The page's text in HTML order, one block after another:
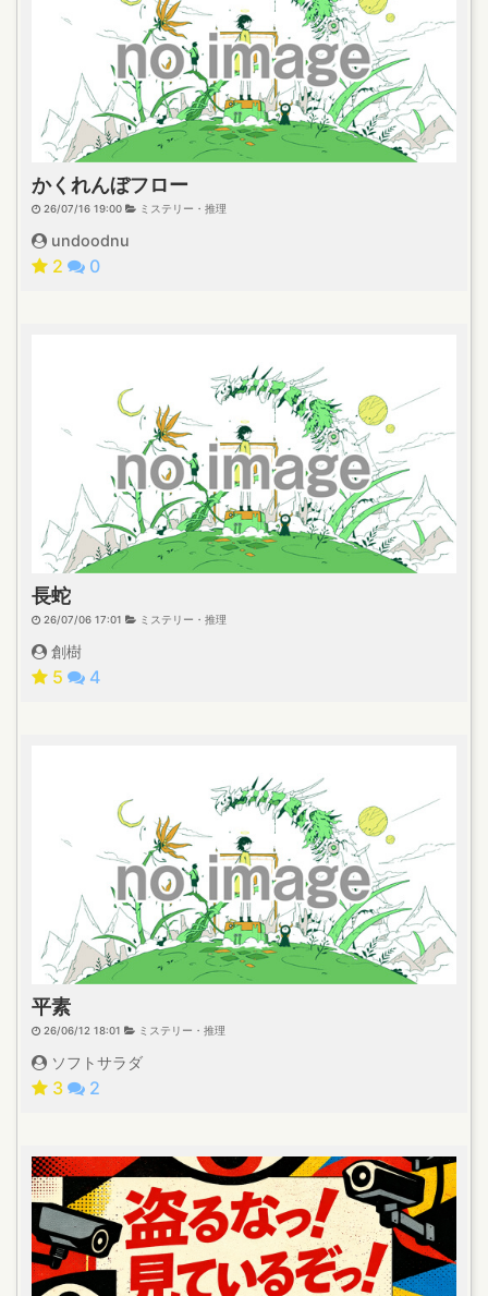
かくれんぼフロー
26/07/16 19:00 ミステリー・推理
undoodnu
2 0
長蛇
26/07/06 17:01 ミステリー・推理
創樹
5 4
平素
26/06/12 18:01 ミステリー・推理
ソフトサラダ
3 2